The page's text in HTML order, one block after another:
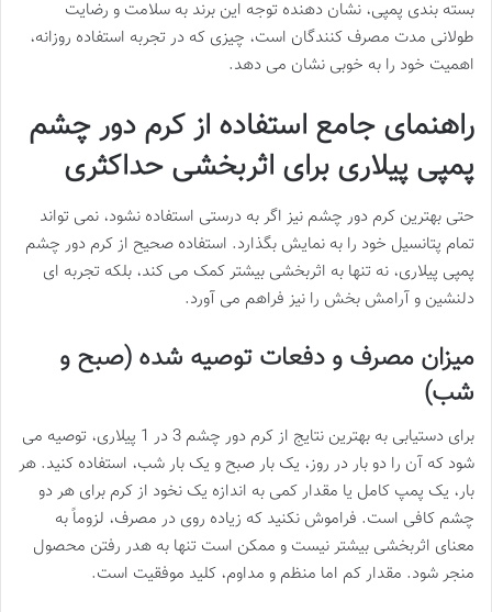
بسته بندی پمپی، نشان دهنده توجه این برند به سلامت و رضایت
طولانی مدت مصرف کنندگان است، چیزی که در تجربه استفاده روزانه،
اهمیت خود را به خوبی نشان می دهد.
راهنمای جامع استفاده از کرم دور چشم
پمپی پیلاری برای اثربخشی حداکثری
حتی بهترین کرم دور چشم نیز اگر به درستی استفاده نشود، نمی تواند
تمام پتانسیل خود را به نمایش بگذارد. استفاده صحیح از کرم دور چشم
پمپی پیلاری، نه تنها به اثربخشی بیشتر کمک می کند، بلکه تجربه ای
دلنشین و آرامش بخش را نیز فراهم می آورد.
میزان مصرف و دفعات توصیه شده (صبح و
شب)
برای دستیابی به بهترین نتایج از کرم دور چشم 3 در 1 پیلاری، توصیه می
شود که آن را دو بار در روز، یک بار صبح و یک بار شب، استفاده کنید. هر
بار، یک پمپ کامل یا مقدار کمی به اندازه یک نخود از کرم برای هر دو
چشم کافی است. فراموش نکنید که زیاده روی در مصرف، لزوماً به
معنای اثربخشی بیشتر نیست و ممکن است تنها به هدر رفتن محصول
منجر شود. مقدار کم اما منظم و مداوم، کلید موفقیت است.